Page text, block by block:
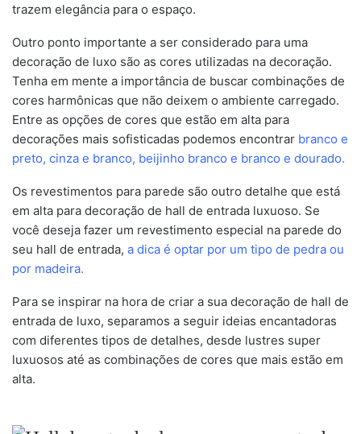
trazem elegância para o espaço.
Outro ponto importante a ser considerado para uma
decoração de luxo são as cores utilizadas na decoração.
Tenha em mente a importância de buscar combinações de
cores harmônicas que não deixem o ambiente carregado.
Entre as opções de cores que estão em alta para
decorações mais sofisticadas podemos encontrar branco e
preto, cinza e branco, beijinho branco e branco e dourado.
Os revestimentos para parede são outro detalhe que está
em alta para decoração de hall de entrada luxuoso. Se
você deseja fazer um revestimento especial na parede do
seu hall de entrada, a dica é optar por um tipo de pedra ou
por madeira.
Para se inspirar na hora de criar a sua decoração de hall de
entrada de luxo, separamos a seguir ideias encantadoras
com diferentes tipos de detalhes, desde lustres super
luxuosos até as combinações de cores que mais estão em
alta.